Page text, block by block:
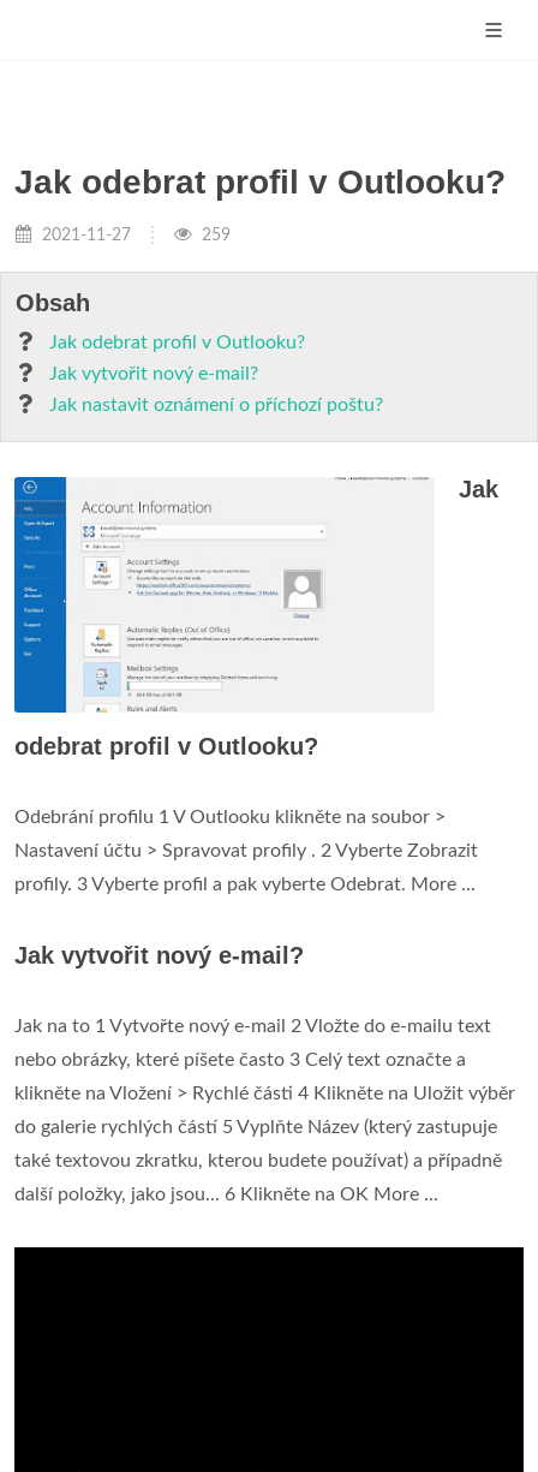
Jak odebrat profil v Outlooku?
2021-11-27 259
Obsah
Jak odebrat profil v Outlooku?
Jak vytvořit nový e-mail?
Jak nastavit oznámení o příchozí poštu?
Jak
odebrat profil v Outlooku?
Odebrání profilu 1 V Outlooku klikněte na soubor >
Nastavení účtu > Spravovat profily . 2 Vyberte Zobrazit
profily. 3 Vyberte profil a pak vyberte Odebrat. More ...
Jak vytvořit nový e-mail?
Jak na to 1 Vytvořte nový e-mail 2 Vložte do e-mailu text
nebo obrázky, které píšete často 3 Celý text označte a
klikněte na Vložení > Rychlé části 4 Klikněte na Uložit výběr
do galerie rychlých částí 5 Vyplňte Název (který zastupuje
také textovou zkratku, kterou budete používat) a případně
další položky, jako jsou... 6 Klikněte na OK More ...